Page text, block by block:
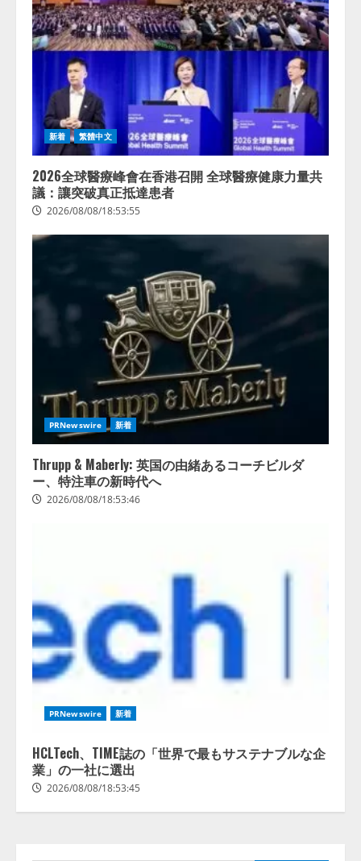
新着 繁體中文
2026全球醫療峰會在香港召開 全球醫療健康力量共
議：讓突破真正抵達患者
2026/08/08/18:53:55
PRNewswire 新着
Thrupp & Maberly: 英国の由緒あるコーチビルダ
ー、特注車の新時代へ
2026/08/08/18:53:46
PRNewswire 新着
HCLTech、TIME誌の「世界で最もサステナブルな企
業」の一社に選出
2026/08/08/18:53:45
2
lmessage、MCP接続機能を強化
し、AIから設定操作できる機能を
拡充
2026/08/07/13:53:50
3
【2026年企業のAI導入・活用に関
する調査】AIを組織として導入で
業の68.0％が、自社でのAI導入・
活用は「上手くいっている」と回
答
ナレッジワーク、AIエンジニア油
の業界特化LLM」の開発とAI研究